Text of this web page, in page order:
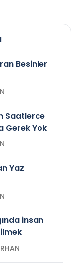
Besinler
Saatlerce
Gerek Yok
Yaz
insan
TARHAN